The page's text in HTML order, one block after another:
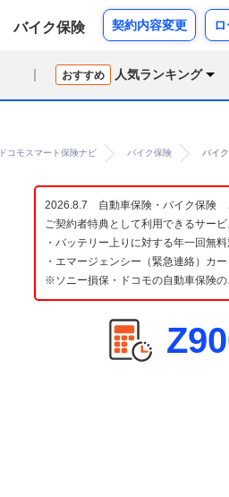
バイク保険 契約内容変更
おすすめ 人気ランキング
ドコモスマート保険ナビ バイク保険 バイ
2026.8.7 自動車保険・バイク保険
ご契約者特典として利用できるサー
・バッテリー上りに対する年一回無
・エマージェンシー（緊急連絡）カ
※ソニー損保・ドコモの自動車保険の